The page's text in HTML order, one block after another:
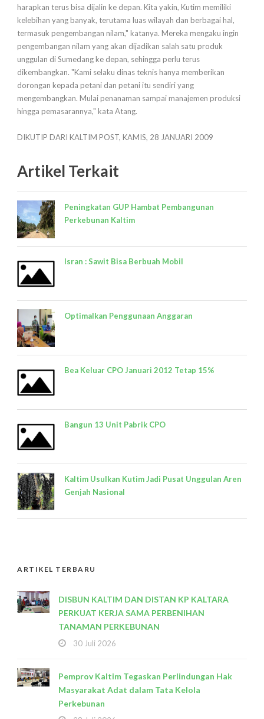
harapkan terus bisa dijalin ke depan. Kita yakin, Kutim memiliki
kelebihan yang banyak, terutama luas wilayah dan berbagai hal,
termasuk pengembangan nilam," katanya. Mereka mengaku ingin
pengembangan nilam yang akan dijadikan salah satu produk
unggulan di Sumedang ke depan, sehingga perlu terus
dikembangkan. "Kami selaku dinas teknis hanya memberikan
dorongan kepada petani dan petani itu sendiri yang
mengembangkan. Mulai penanaman sampai manajemen produksi
hingga pemasarannya," kata Atang.
DIKUTIP DARI KALTIM POST, KAMIS, 28 JANUARI 2009
Artikel Terkait
Peningkatan GUP Hambat Pembangunan
Perkebunan Kaltim
Isran : Sawit Bisa Berbuah Mobil
Optimalkan Penggunaan Anggaran
Bea Keluar CPO Januari 2012 Tetap 15%
Bangun 13 Unit Pabrik CPO
Kaltim Usulkan Kutim Jadi Pusat Unggulan Aren
Genjah Nasional
ARTIKEL TERBARU
DISBUN KALTIM DAN DISTAN KP KALTARA
PERKUAT KERJA SAMA PERBENIHAN
TANAMAN PERKEBUNAN
30 Juli 2026
Pemprov Kaltim Tegaskan Perlindungan Hak
Masyarakat Adat dalam Tata Kelola
Perkebunan